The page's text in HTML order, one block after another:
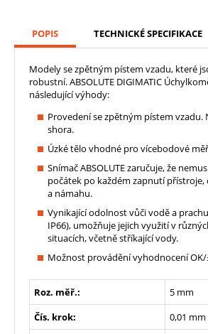
POPIS TECHNICKÉ SPECIFIKACE
Modely se zpětným pístem vzadu, které
robustní. ABSOLUTE DIGIMATIC
následující výhody:
Provedení se zpětným pístem vzadu.
shora.
Úzké tělo vhodné pro vícebodové
Snímač ABSOLUTE zaručuje, že
počátek po každém zapnutí přístroje,
a námahu.
Vynikající odolnost vůči vodě a
IP66), umožňuje jejich využití v
situacích, včetně stříkající vody.
Možnost provádění vyhodnocení OK/
Roz. měř.:
5 mm
Čís. krok:
0,01 mm